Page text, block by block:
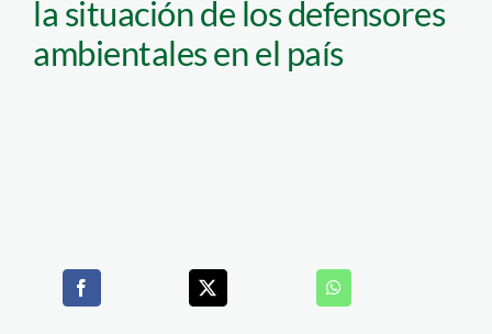
la situación de los defensores
ambientales en el país